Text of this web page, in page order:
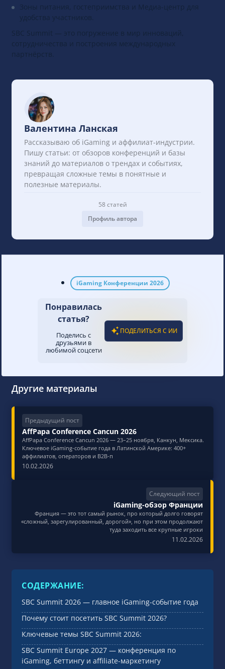
Зоны питания, гостеприимства и Медиа-центр для
удобства участников.
SBC Summit — это погружение в мир инноваций,
сотрудничества и построения международных
партнёрств.
Валентина Ланская
Рассказываю об iGaming и аффилиат-индустрии.
Пишу статьи: от обзоров конференций и базы
знаний до материалов о трендах и событиях,
превращая сложные темы в понятные и
полезные материалы.
58 статей
Профиль автора
iGaming Конференции 2026
Понравилась
статья?
Поделись с
друзьями в
любимой соцсети
ПОДЕЛИТЬСЯ С ИИ
Другие материалы
Предыдущий пост
AffPapa Conference Сancun 2026
AffPapa Conference Cancun 2026 — 23–25 ноября, Канкун, Мексика.
Ключевое iGaming-событие года в Латинской Америке: 400+
аффилиатов, операторов и B2B-п
10.02.2026
Следующий пост
iGaming-обзор Франции
Франция — это тот самый рынок, про который долго говорят
«сложный, зарегулированный, дорогой», но при этом продолжают
туда заходить все крупные игроки
11.02.2026
СОДЕРЖАНИЕ:
SBC Summit 2026 — главное iGaming-событие года
Почему стоит посетить SBC Summit 2026?
Ключевые темы SBC Summit 2026:
SBC Summit Europe 2027 — конференция по
iGaming, беттингу и affiliate-маркетингу